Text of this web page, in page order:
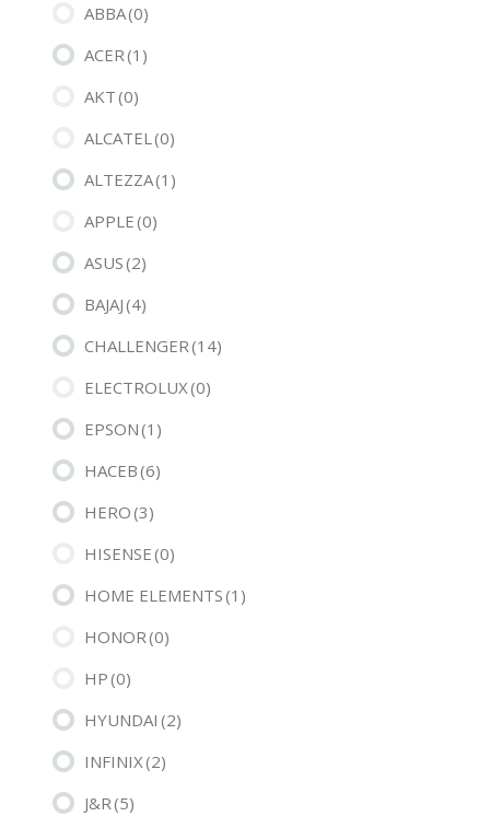
ABBA(0)
ACER(1)
AKT(0)
ALCATEL (0)
ALTEZZA(1)
APPLE(0)
ASUS(2)
BAJAJ(4)
CHALLENGER(14)
ELECTROLUX(0)
EPSON(1)
HACEB(6)
HERO(3)
HISENSE(0)
HOME ELEMENTS(1)
HONOR(0)
HP(0)
HYUNDAI (2)
INFINIX(2)
J&R(5)